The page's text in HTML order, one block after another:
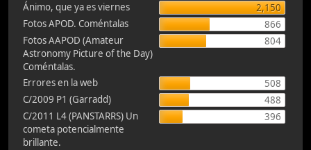
Ánimo, que ya es viernes
2,150
Fotos APOD. Coméntalas
866
Fotos AAPOD (Amateur
Astronomy Picture of the Day)
Coméntalas.
804
Errores en la web
508
C/2009 P1 (Garradd)
488
C/2011 L4 (PANSTARRS) Un
cometa potencialmente
brillante.
396